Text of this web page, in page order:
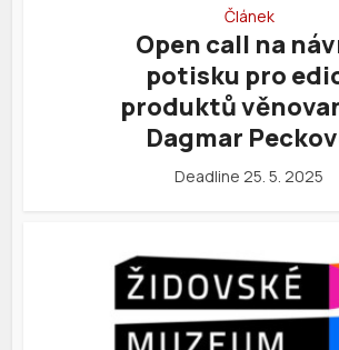
Článek
Open call na
potisku pro
produktů
Dagmar
Deadline 25. 5. 2025